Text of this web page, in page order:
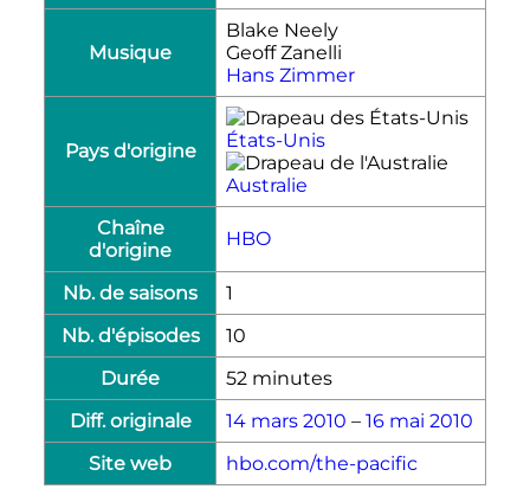
Musique
Blake Neely
Geoff Zanelli
Hans Zimmer
Pays d'origine
États-Unis
Australie
Chaîne
d'origine
HBO
Nb.de saisons
1
Nb.d'épisodes
10
Durée
52 minutes
Diff. originale
14 mars 2010 – 16 mai 2010
Site web
hbo.com/the-pacific